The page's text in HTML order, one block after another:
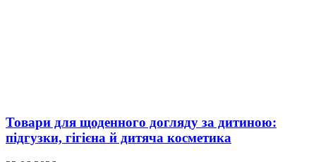
Товари для щоденного догляду за дитиною:
підгузки, гігієна й дитяча косметика